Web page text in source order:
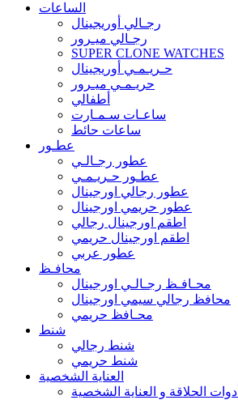
الساعات
رجـالي أوريجينال
رجـالي ميـرور
SUPER CLONE WATCHES
حـريـمـي أوريجينال
حريـمـي ميـرور
أطفالي
ساعـات سـمـارت
ساعات حائط
عطـور
عطور رجـالـي
عطـور حـريـمـي
عطور رجالي اورجينال
عطور حريمي اورجينال
اطقم اورجينال رجالي
اطقم اورجينال حريمي
عطور عربي
محافـظ
محـافـظ رجـالـي اورجينال
محافظ رجالي سيمي اورجينال
محـافظ حريمي
شنط
شنط رجالي
شنط حريمي
العناية الشخصية
أدوات الحلاقة و العناية الشخصية